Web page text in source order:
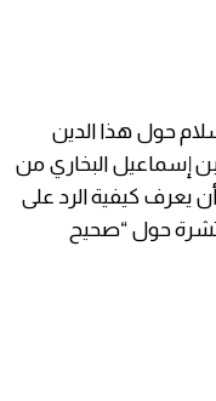
حول هذا الدين
بن إسماعيل البخاري من
يعرف كيفية الرد على
هذا المقال سوف نعرض 35 تهمة منتشرة حول “صحيح